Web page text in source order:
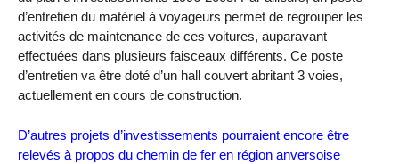
d’entretien du matériel à voyageurs permet de regrouper les
activités de maintenance de ces voitures, auparavant
effectuées dans plusieurs faisceaux différents. Ce poste
d’entretien va être doté d’un hall couvert abritant 3 voies,
actuellement en cours de construction.
D’autres projets d’investissements pourraient encore être
relevés à propos du chemin de fer en région anversoise